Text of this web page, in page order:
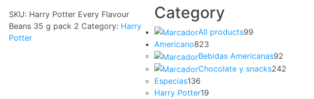
SKU: Harry Potter Every Flavour
Beans 35 g pack 2 Category: Harry
Potter
Category
All products99
Americano823
Bebidas Americanas92
Chocolate y snacks242
Especias136
Harry Potter19